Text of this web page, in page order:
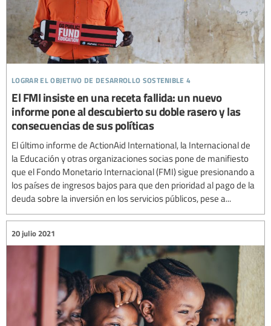
lograr el objetivo de desarrollo sostenible 4
El FMI insiste en una receta fallida: un nuevo
informe pone al descubierto su doble rasero y las
consecuencias de sus políticas
El último informe de ActionAid International, la Internacional de
la Educación y otras organizaciones socias pone de manifiesto
que el Fondo Monetario Internacional (FMI) sigue presionando a
los países de ingresos bajos para que den prioridad al pago de la
deuda sobre la inversión en los servicios públicos, pese a...
20 julio 2021